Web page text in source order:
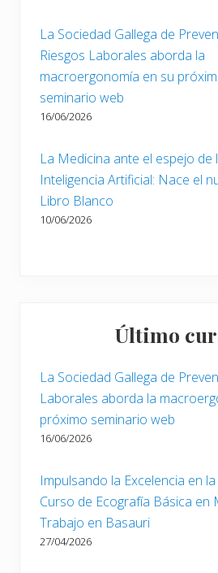
La Sociedad Gallega de
Riesgos Laborales aborda la
macroergonomía en su
seminario web
16/06/2026
La Medicina ante el espejo de
Inteligencia Artificial: Nace el
Libro Blanco
10/06/2026
Último
La Sociedad Gallega de
Laborales aborda la
próximo seminario web
16/06/2026
Impulsando la Excelencia en
Curso de Ecografía Básica en
Trabajo en Basauri
27/04/2026